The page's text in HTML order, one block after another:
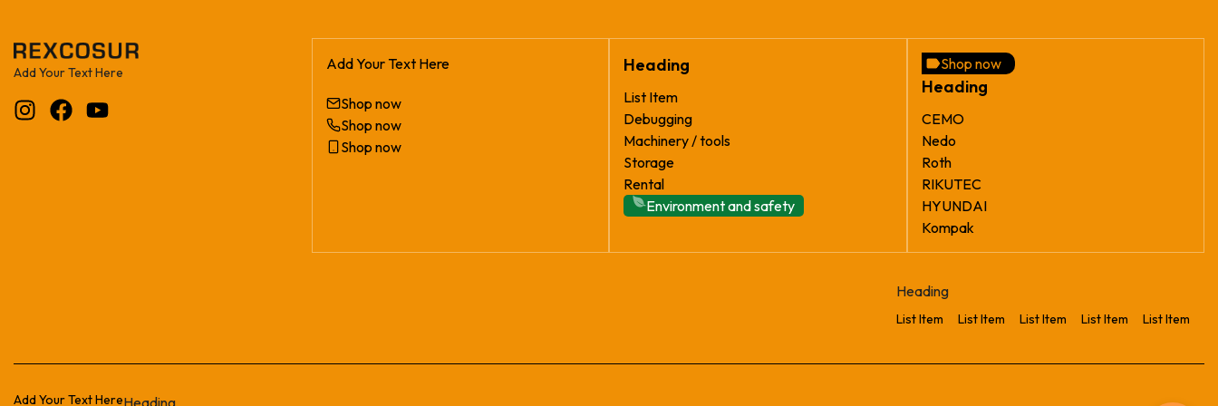
Add Your Text Here Add Your Text Here
Shop now
Shop now
Shop now
Heading
List Item
Debugging
Machinery / tools
Storage
Rental
Environment and safety
Shop now
Heading
CEMO
Nedo
Roth
RIKUTEC
HYUNDAI
Kompak
Heading
List Item List Item List Item List Item List Item
Add Your Text HereHeading